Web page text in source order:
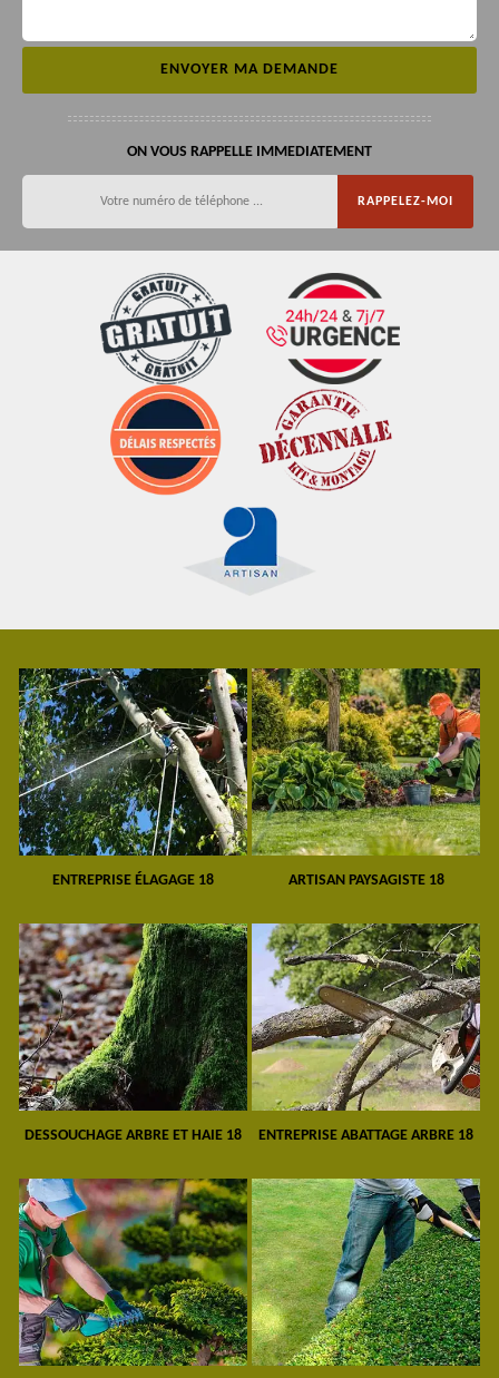
ON VOUS RAPPELLE IMMEDIATEMENT
ENTREPRISE ÉLAGAGE 18 ARTISAN PAYSAGISTE 18
DESSOUCHAGE ARBRE ET HAIE 18 ENTREPRISE ABATTAGE ARBRE 18